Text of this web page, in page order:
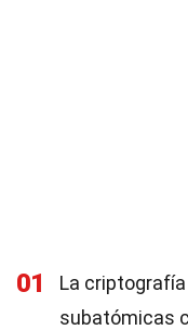
01
La
subatómicas